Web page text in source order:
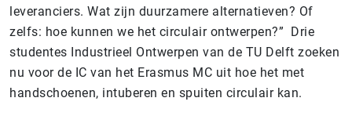
leveranciers. Wat zijn duurzamere alternatieven? Of
zelfs: hoe kunnen we het circulair ontwerpen?” Drie
studentes Industrieel Ontwerpen van de TU Delft zoeken
nu voor de IC van het Erasmus MC uit hoe het met
handschoenen, intuberen en spuiten circulair kan.